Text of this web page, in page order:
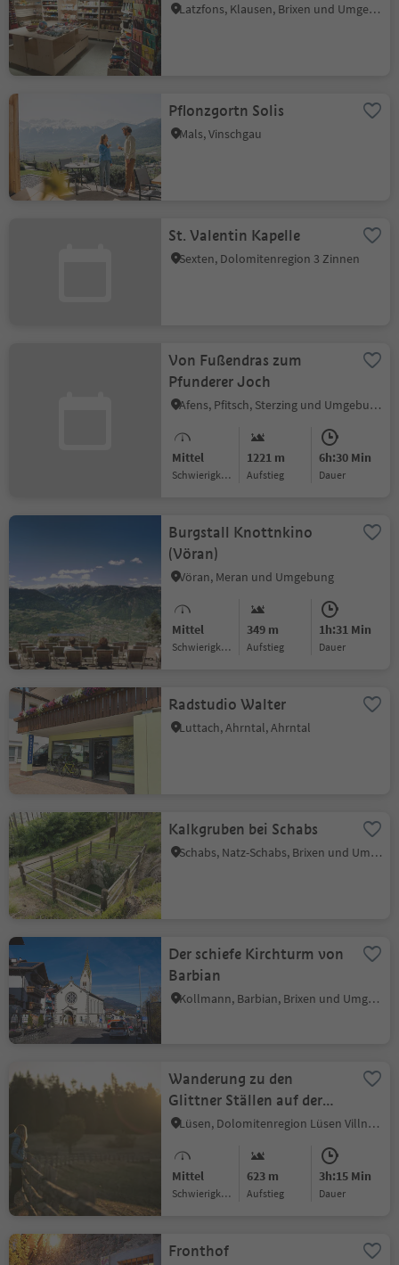
Latzfons, Klausen, Brixen und Umgebung
Pflonzgortn Solis
Mals, Vinschgau
St. Valentin Kapelle
Sexten, Dolomitenregion 3 Zinnen
Von Fußendras zum
Pfunderer Joch
Afens, Pfitsch, Sterzing und Umgebung
Mittel
Schwierigkeitsgrad
1221 m
Aufstieg
6h:30 Min
Dauer
Burgstall Knottnkino
(Vöran)
Vöran, Meran und Umgebung
Mittel
Schwierigkeitsgrad
349 m
Aufstieg
1h:31 Min
Dauer
Radstudio Walter
Luttach, Ahrntal, Ahrntal
Kalkgruben bei Schabs
Schabs, Natz-Schabs, Brixen und Umgebung
Der schiefe Kirchturm von
Barbian
Kollmann, Barbian, Brixen und Umgebung
Wanderung zu den
Glittner Ställen auf der
Lüsner Alm
Lüsen, Dolomitenregion Lüsen Villnöss
Mittel
Schwierigkeitsgrad
623 m
Aufstieg
3h:15 Min
Dauer
Fronthof